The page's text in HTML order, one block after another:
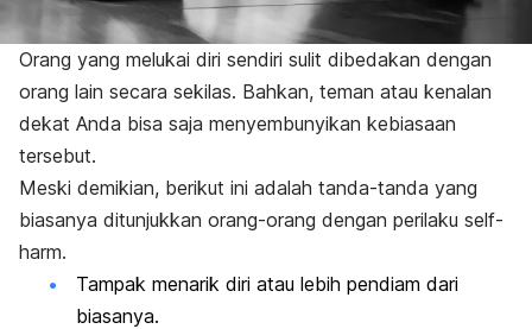
Orang yang melukai diri sendiri sulit dibedakan dengan
orang lain secara sekilas. Bahkan, teman atau kenalan
dekat Anda bisa saja menyembunyikan kebiasaan
tersebut.
Meski demikian, berikut ini adalah tanda-tanda yang
biasanya ditunjukkan orang-orang dengan perilaku self-
harm.
Tampak menarik diri atau lebih pendiam dari
biasanya.